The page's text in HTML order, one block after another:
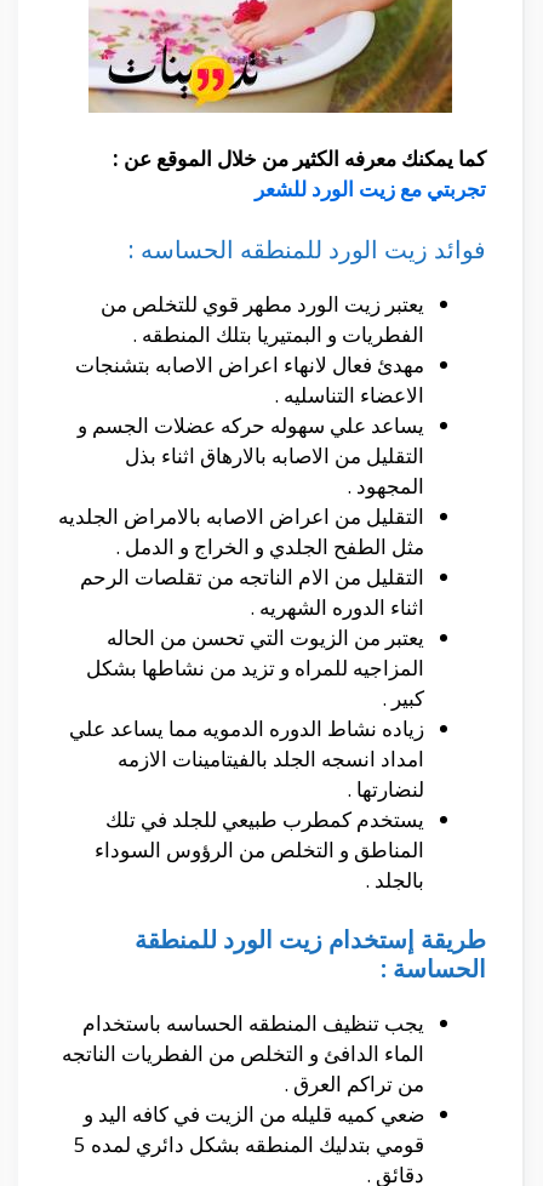
كما يمكنك معرفه الكثير من خلال الموقع عن :
تجربتي مع زيت الورد للشعر
فوائد زيت الورد للمنطقه الحساسه :
يعتبر زيت الورد مطهر قوي للتخلص من
الفطريات و البمتيريا بتلك المنطقه .
مهدئ فعال لانهاء اعراض الاصابه بتشنجات
الاعضاء التناسليه .
يساعد علي سهوله حركه عضلات الجسم و
التقليل من الاصابه بالارهاق اثناء بذل
المجهود .
التقليل من اعراض الاصابه بالامراض الجلديه
مثل الطفح الجلدي و الخراج و الدمل .
التقليل من الام الناتجه من تقلصات الرحم
اثناء الدوره الشهريه .
يعتبر من الزيوت التي تحسن من الحاله
المزاجيه للمراه و تزيد من نشاطها بشكل
كبير .
زياده نشاط الدوره الدمويه مما يساعد علي
امداد انسجه الجلد بالفيتامينات الازمه
لنضارتها .
يستخدم كمطرب طبيعي للجلد في تلك
المناطق و التخلص من الرؤوس السوداء
بالجلد .
طريقة إستخدام زيت الورد للمنطقة
الحساسة :
يجب تنظيف المنطقه الحساسه باستخدام
الماء الدافئ و التخلص من الفطريات الناتجه
من تراكم العرق .
ضعي كميه قليله من الزيت في كافه اليد و
قومي بتدليك المنطقه بشكل دائري لمده 5
دقائق .